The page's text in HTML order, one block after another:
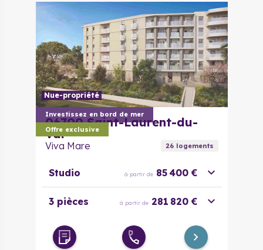
Investissez en bord de mer
Offre exclusive
Nue-propriété
06700 Saint-Laurent-du-
Var
Viva Mare 26logements
Studio à partir de 85 400 €
3 pièces à partir de 281 820 €